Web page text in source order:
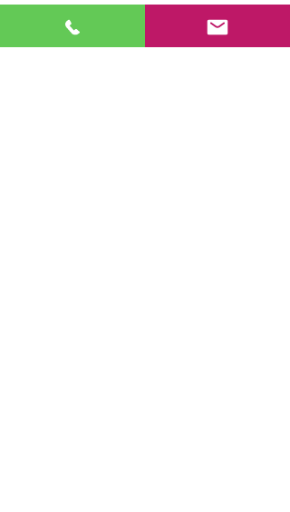
Wertschätzung ist ein zentraler Treiber
Motivation und Bindung. Sie ist die Brücke